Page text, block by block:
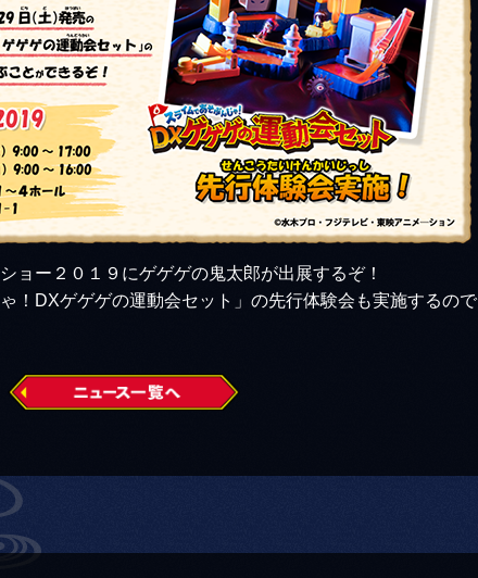
ョー２０１９にゲゲゲの鬼太郎が出展するぞ！
！DXゲゲゲの運動会セット」の先行体験会も実施するので